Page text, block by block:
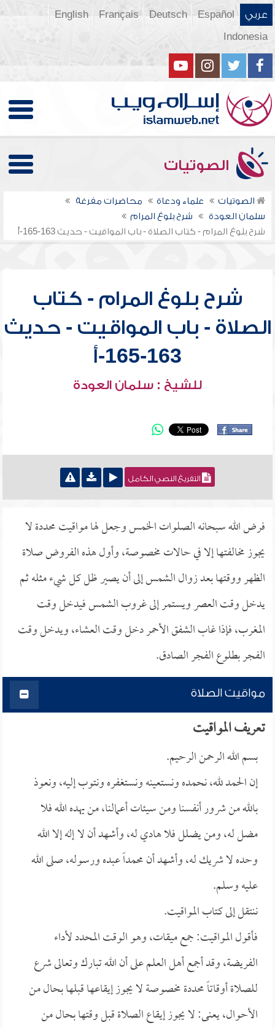
عربي Español
Deutsch
Français
English
Indonesia
الصوتيات
الصوتيات علماء ودعاة
محاضرات مفرغة
سلمان العودة
شرح بلوغ المرام
شرح بلوغ المرام - كتاب الصلاة - باب المواقيت - حديث 163-165-أ
شرح بلوغ المرام - كتاب
الصلاة - باب المواقيت - حديث
163-165-أ
للشيخ : سلمان العودة
التفريغ النصي الكامل
فرض الله سبحانه الصلوات الخمس وجعل لها مواقيت محددة لا
يجوز مخالفتها إلا في حالات مخصوصة، وأول هذه الفروض صلاة
الظهر ووقتها بعد زوال الشمس إلى أن يصير ظل كل شيء مثله ثم
يدخل وقت العصر ويستمر إلى غروب الشمس فيدخل وقت
المغرب، فإذا غاب الشفق الأحمر دخل وقت العشاء، ويدخل وقت
الفجر بطلوع الفجر الصادق.
مواقيت الصلاة
تعريف المواقيت
بسم الله الرحمن الرحيم.
إن الحمد لله، نحمده ونستعينه ونستغفره ونتوب إليه، ونعوذ
بالله من شرور أنفسنا ومن سيئات أعمالنا، من يهده الله فلا
مضل له، ومن يضلل فلا هادي له، وأشهد أن لا إله إلا الله
وحده لا شريك له، وأشهد أن محمداً عبده ورسوله، صلى الله
عليه وسلم.
ننتقل إلى كتاب المواقيت.
فأقول المواقيت: جمع ميقات، وهو الوقت المحدد لأداء
الفريضة، وقد أجمع أهل العلم على أن الله تبارك وتعالى شرع
للصلاة أوقاتاً محددة مخصوصة لا يجوز إيقاعها قبلها بحال من
الأحوال، يعنى: لا يجوز إيقاع الصلاة قبل وقتها بحال من